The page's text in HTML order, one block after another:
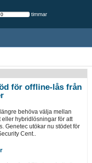
timmar
för offline-lås från
behöva välja mellan
eller hybridlösningar för att
Genetec utökar nu stödet för
Cent..